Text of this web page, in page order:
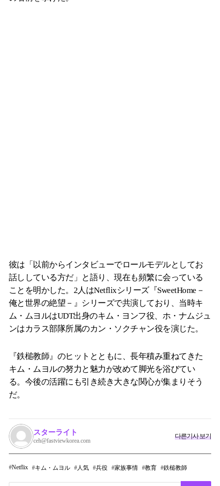
彼は「以前からインタビューでロールモデルとしてお
話ししている方だ」と語り、現在も頻繁に会っている
ことを明かした。2人はNetflixシリーズ『SweetHome－
俺と世界の絶望－』シリーズで共演しており、当時キ
ム・ムヨルはUDT出身のキム・ヨンフ役、ホ・ナムジュ
ンはカラス部隊所属のカン・ソクチャン役を演じた。
『鉄槌教師』のヒットとともに、長年積み重ねてきた
キム・ムヨルの努力と魅力が改めて脚光を浴びてい
る。今後の活躍にも引き続き大きな関心が集まりそう
だ。
スターライト
ceh@fastviewkorea.com
다른기사 보기
Netflix キム・ムヨル 人気 兵役 家族事情 教育 鉄槌教師